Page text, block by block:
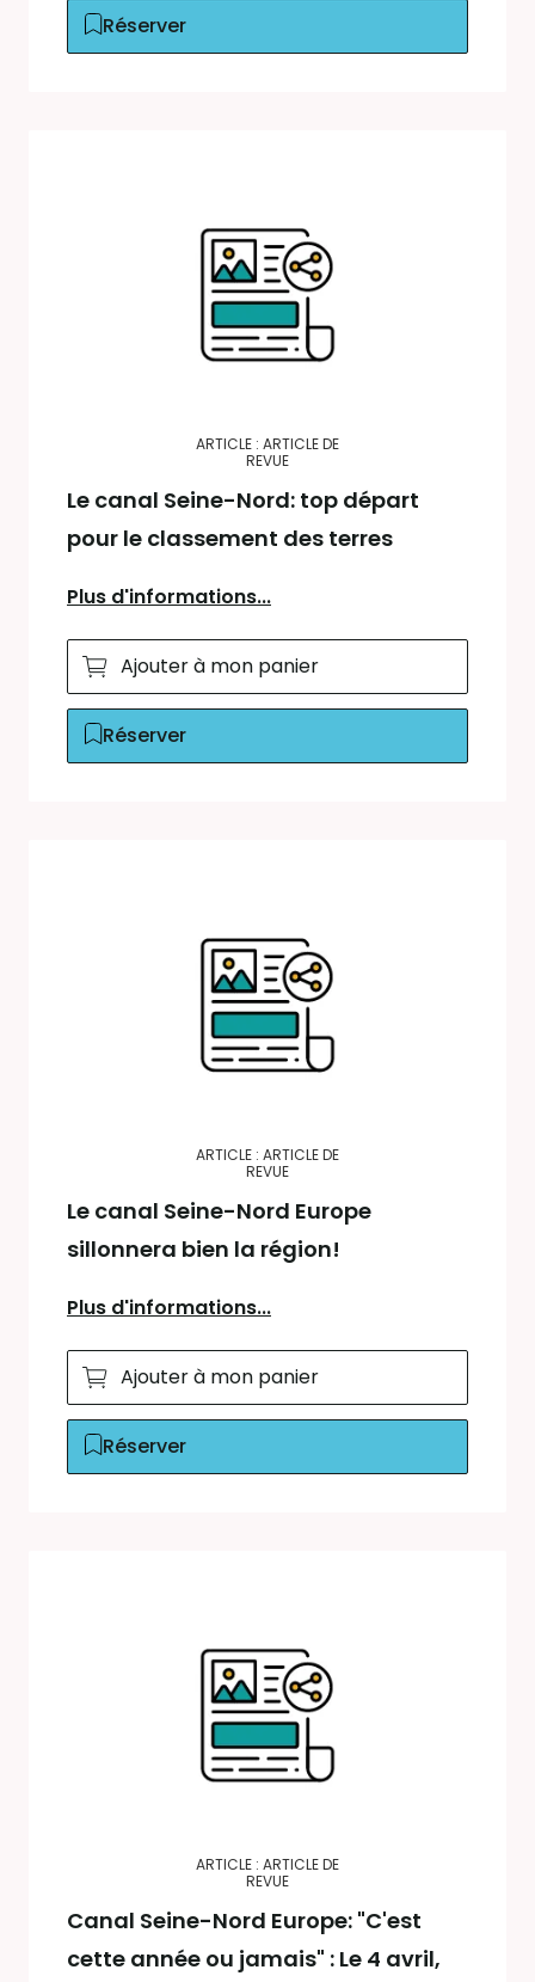
Réserver
ARTICLE : ARTICLE DE
REVUE
Le canal Seine-Nord: top départ
pour le classement des terres
Plus d'informations...
Ajouter à mon panier
Réserver
ARTICLE : ARTICLE DE
REVUE
Le canal Seine-Nord Europe
sillonnera bien la région!
Plus d'informations...
Ajouter à mon panier
Réserver
ARTICLE : ARTICLE DE
REVUE
Canal Seine-Nord Europe: "C'est
cette année ou jamais" : Le 4 avril,